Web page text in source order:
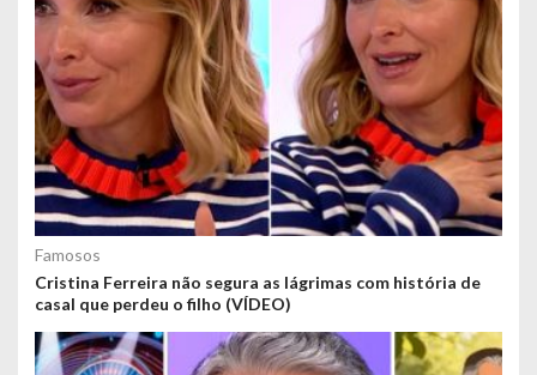
Famosos
Cristina Ferreira não segura as lágrimas com história de
casal que perdeu o filho (VÍDEO)